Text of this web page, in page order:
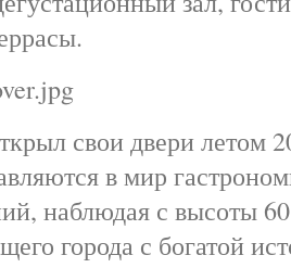
свои двери летом
в мир
наблюдая с высоты
города с богатой